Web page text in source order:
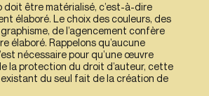
doit être matérialisé, c’est-à-dire
élaboré. Le choix des couleurs, des
de l’agencement confère
élaboré. Rappelons qu’aucune
nécessaire pour qu’une œuvre
la protection du droit d’auteur, cette
du seul fait de la création de